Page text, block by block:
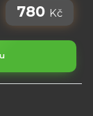
780 Kč